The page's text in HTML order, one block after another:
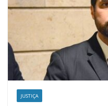
JUSTIÇA